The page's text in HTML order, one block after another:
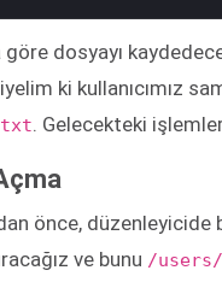
dosyayı
ki kullanıcımız
. Gelecekteki
önce, düzenleyicide
ve bunu /users/